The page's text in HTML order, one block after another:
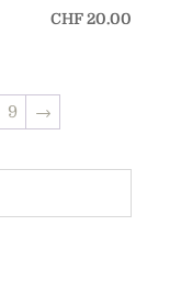
CHF20.00
9 →